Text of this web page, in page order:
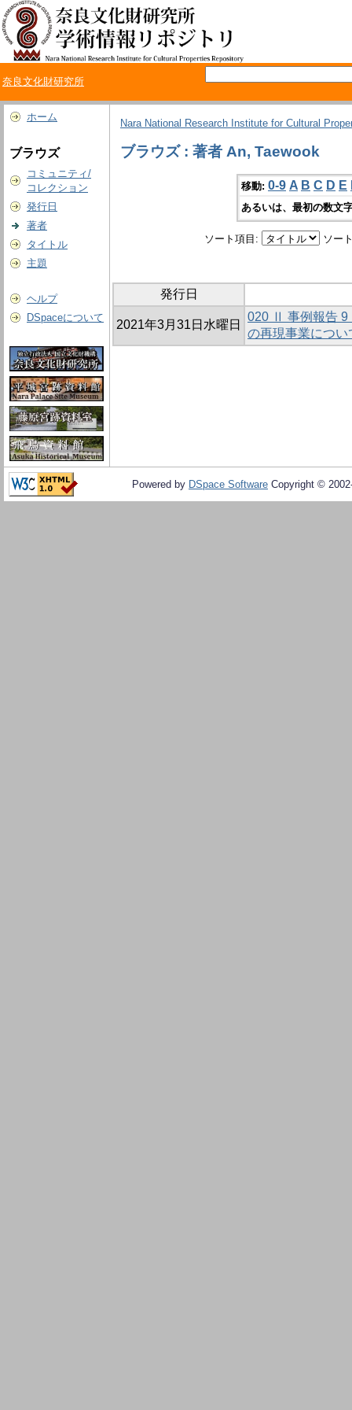
奈良文化財研究所
ホーム
ブラウズ
コミュニティ/
コレクション
発行日
著者
タイトル
主題
ヘルプ
DSpaceについて
Nara National Research Institute for Cultural
ブラウズ : 著者 An, Taewook
移動: 0-9 A B C D E
あるいは、最初の数文
ソート項目: ソー
発行日
2021年3月31日水曜日
020 Ⅱ 事例報告 9
の再現事業につい
Powered by DSpace Software Copyright ©